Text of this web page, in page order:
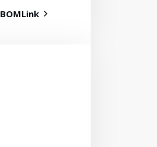
BOMLink